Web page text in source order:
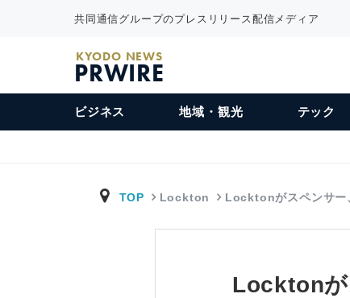
共同通信グループのプレスリリース配信メディア
KYODO NEWS
PRWIRE
ビジネス 地域・観光 テック
TOP Lockton Locktonがスペンサ
Locktonが